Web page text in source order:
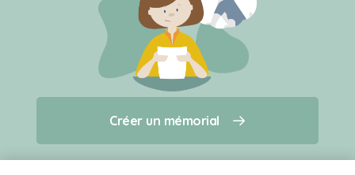
Créer un mémorial
Qui sommes-nous ?
Nous contacter
Créer un mémorial